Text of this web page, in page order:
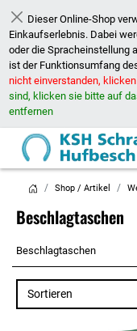
Schließen
Dieser Online-Shop
Einkaufserlebnis. Dabei
oder die Spracheinstellung
ist der Funktionsumfang
nicht einverstanden, klicken
sind, klicken sie bitte auf
entfernen
Shop / Artikel
Beschlagtaschen
Beschlagtaschen
Sortieren